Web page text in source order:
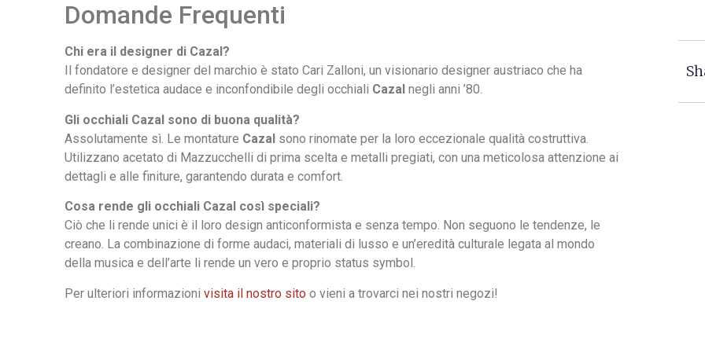
Domande Frequenti
Chi era il designer di Cazal?
Il fondatore e designer del marchio è stato Cari Zalloni, un visionario designer austriaco che ha
definito l’estetica audace e inconfondibile degli occhiali Cazal negli anni ’80.
Gli occhiali Cazal sono di buona qualità?
Assolutamente sì. Le montature Cazal sono rinomate per la loro eccezionale qualità costruttiva.
Utilizzano acetato di Mazzucchelli di prima scelta e metalli pregiati, con una meticolosa attenzione ai
dettagli e alle finiture, garantendo durata e comfort.
Cosa rende gli occhiali Cazal così speciali?
Ciò che li rende unici è il loro design anticonformista e senza tempo. Non seguono le tendenze, le
creano. La combinazione di forme audaci, materiali di lusso e un’eredità culturale legata al mondo
della musica e dell’arte li rende un vero e proprio status symbol.
Per ulteriori informazioni visita il nostro sito o vieni a trovarci nei nostri negozi!